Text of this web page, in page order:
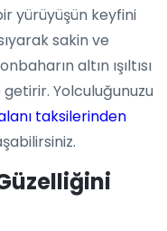
yürüyüşün keyfini
sakin ve
altın ışıltısı
Yolculuğunuzu
taksilerinden